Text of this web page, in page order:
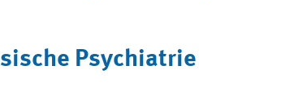
Psychiatrie